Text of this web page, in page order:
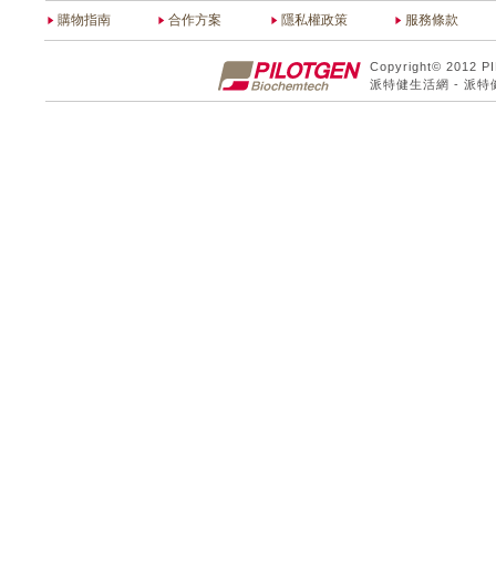
購物指南 合作方案 隱私權政策 服務條款
Copyright© 2012
派特健生活網 - 派